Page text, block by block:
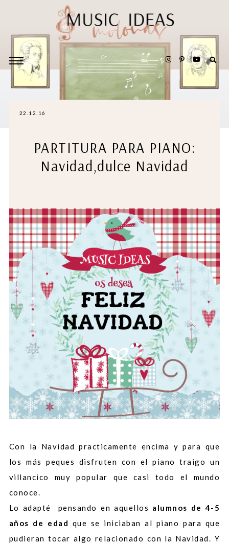
22.12.16
PARTITURA PARA PIANO:
Navidad,dulce Navidad
Con la Navidad practicamente encima y para que
los más peques disfruten con el piano traigo un
villancico muy popular que casi todo el mundo
conoce.
Lo adapté pensando en aquellos alumnos de 4-5
años de edad que se iniciaban al piano para que
pudieran tocar algo relacionado con la Navidad. Y